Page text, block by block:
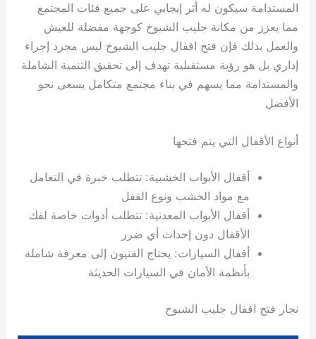
المستدامة سيكون له أثر إيجابي على جميع فئات المجتمع
مما يعزز من مكانة جليب الشيوخ كوجهة مفضلة للعيش
والعمل بذلك فإن فتح اقفال جليب الشيوخ ليس مجرد إجراء
إداري بل هو رؤية مستقبلية تهدف إلى تحقيق التنمية الشاملة
والمستدامة مما يسهم في بناء مجتمع متكامل يسعى نحو
الأفضل
أنواع الأقفال التي يتم فتحها
أقفال الأبواب الخشبية: تتطلب خبرة في التعامل
مع مواد الخشب ونوع القفل
أقفال الأبواب المعدنية: تتطلب أدوات خاصة لفك
الأقفال دون إحداث أي ضرر
أقفال السيارات: يحتاج الفنيون إلى معرفة شاملة
بأنظمة الأمان في السيارات الحديثة
نجار فتح اقفال جليب الشيوخ